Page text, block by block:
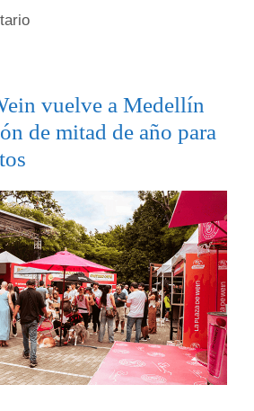
vuelve a Medellín
de mitad de año para